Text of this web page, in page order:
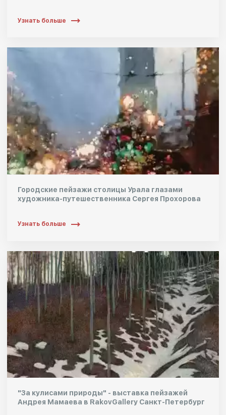
Узнать больше
Городские пейзажи столицы Урала глазами
художника-путешественника Сергея Прохорова
Узнать больше
"За кулисами природы" - выставка пейзажей
Андрея Мамаева в RakovGallery Санкт-Петербург